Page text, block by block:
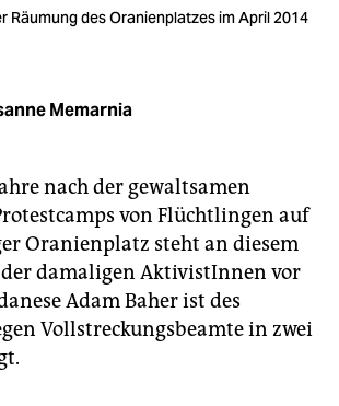
Räumung des Oranienplatzes im April 2014
Memarnia
nach der gewaltsamen
von Flüchtlingen auf
Oranienplatz steht an diesem
damaligen AktivistInnen vor
Adam Baher ist des
Vollstreckungsbeamte in zwei